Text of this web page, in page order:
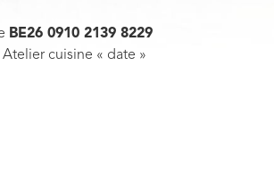
BE26 0910 2139 8229
cuisine « date »